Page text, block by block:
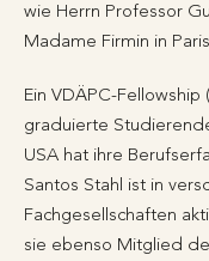
wie Herrn Professor
Madame Firmin in
Ein VDÄPC-
graduierte
USA hat ihre
Santos Stahl ist in
Fachgesellschaften
sie ebenso Mitglied